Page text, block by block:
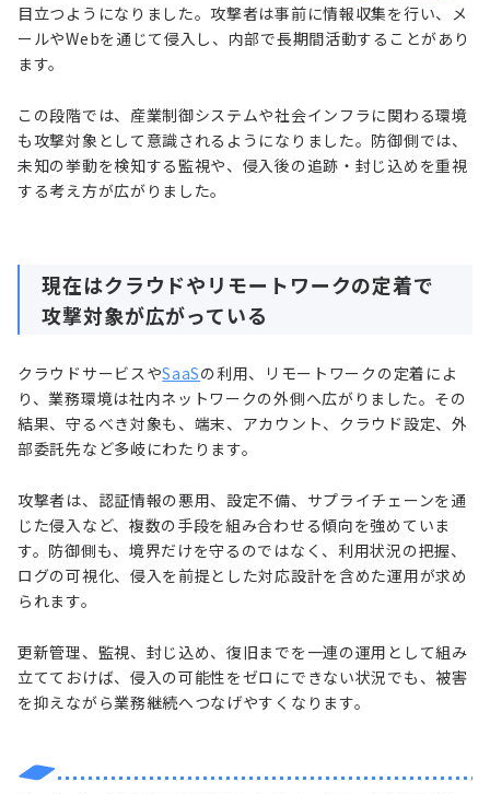
目立つようになりました。攻撃者は事前に情報収集を行い、メ
ールやWebを通じて侵入し、内部で長期間活動することがあり
ます。
この段階では、産業制御システムや社会インフラに関わる環境
も攻撃対象として意識されるようになりました。防御側では、
未知の挙動を検知する監視や、侵入後の追跡・封じ込めを重視
する考え方が広がりました。
現在はクラウドやリモートワークの定着で
攻撃対象が広がっている
クラウドサービスやSaaSの利用、リモートワークの定着によ
り、業務環境は社内ネットワークの外側へ広がりました。その
結果、守るべき対象も、端末、アカウント、クラウド設定、外
部委託先など多岐にわたります。
攻撃者は、認証情報の悪用、設定不備、サプライチェーンを通
じた侵入など、複数の手段を組み合わせる傾向を強めていま
す。防御側も、境界だけを守るのではなく、利用状況の把握、
ログの可視化、侵入を前提とした対応設計を含めた運用が求め
られます。
更新管理、監視、封じ込め、復旧までを一連の運用として組み
立てておけば、侵入の可能性をゼロにできない状況でも、被害
を抑えながら業務継続へつなげやすくなります。